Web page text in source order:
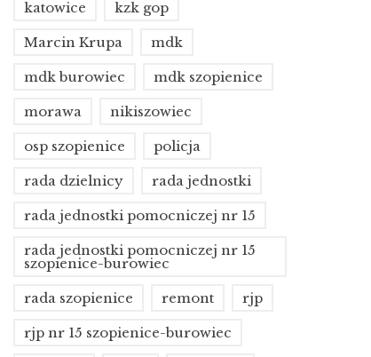
katowice kzk gop
Marcin Krupa mdk
mdk burowiec mdk szopienice
morawa nikiszowiec
osp szopienice policja
rada dzielnicy rada jednostki
rada jednostki pomocniczej nr 15
rada jednostki pomocniczej nr 15
szopienice-burowiec
rada szopienice remont rjp
rjp nr 15 szopienice-burowiec